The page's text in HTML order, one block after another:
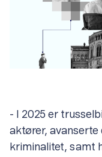
- I 2025 er
aktører,
kriminalitet, samt